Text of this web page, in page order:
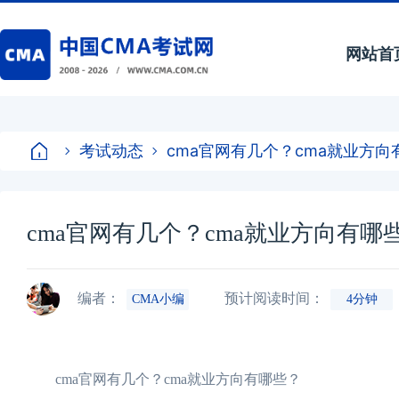
网站首
考试动态 cma官网有几个？cma就业方向
cma官网有几个？cma就业方向有哪
编者： CMA小编 预计阅读时间： 4分钟
cma官网有几个？cma就业方向有哪些？